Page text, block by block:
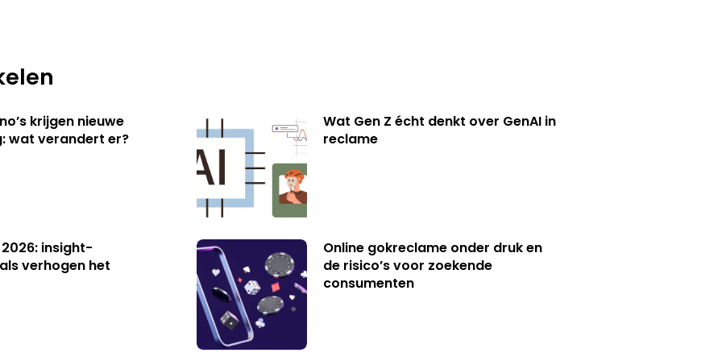
krijgen nieuwe
wat verandert er?
Wat Gen Z écht denkt over GenAI in
reclame
2026: insight-
verhogen het
Online gokreclame onder druk en
de risico’s voor zoekende
consumenten